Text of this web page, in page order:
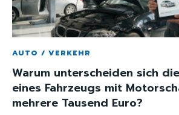
AUTO / VERKEHR
Warum unterscheiden sich
eines Fahrzeugs mit
mehrere Tausend Euro?